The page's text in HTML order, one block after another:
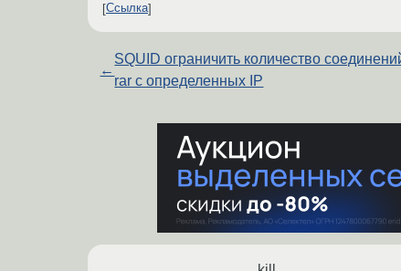
Ссылка
←
SQUID ограничить количество
rar с определенных IP